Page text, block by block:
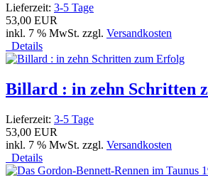
Lieferzeit: 3-5 Tage
53,00 EUR
inkl. 7 % MwSt. zzgl. Versandkosten
Details
Billard : in zehn Schritten
Lieferzeit: 3-5 Tage
53,00 EUR
inkl. 7 % MwSt. zzgl. Versandkosten
Details